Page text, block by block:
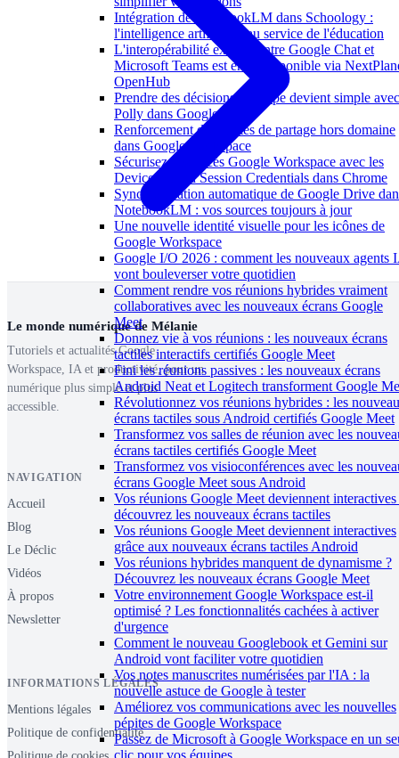
Intégration de NotebookLM dans Schoology :
l'intelligence artificielle au service de l'éducation
L'interopérabilité externe entre Google Chat et
Microsoft Teams est enfin disponible via
OpenHub
Prendre des décisions d'équipe devient simple avec
Polly dans Google Chat
Renforcement des alertes de partage hors domaine
dans Google Workspace
Sécurisez vos accès Google Workspace avec les
Device Bound Session Credentials dans Chrome
Synchronisation automatique de Google Drive
NotebookLM : vos sources toujours à jour
Une nouvelle identité visuelle pour les icônes de
Google Workspace
Google I/O 2026 : comment les nouveaux agents
vont bouleverser votre quotidien
Comment rendre vos réunions hybrides vraiment
collaboratives avec les nouveaux écrans Google
Meet
Donnez vie à vos réunions : les nouveaux écrans
tactiles interactifs certifiés Google Meet
Fini les réunions passives : les nouveaux écrans
Android Neat et Logitech transforment Google
Révolutionnez vos réunions hybrides : les
écrans tactiles sous Android certifiés Google Meet
Transformez vos salles de réunion avec les
écrans tactiles certifiés Google Meet
Transformez vos visioconférences avec les
écrans Google Meet sous Android
Vos réunions Google Meet deviennent interactives
découvrez les nouveaux écrans tactiles
Vos réunions Google Meet deviennent interactives
grâce aux nouveaux écrans tactiles Android
Vos réunions hybrides manquent de dynamisme ?
Découvrez les nouveaux écrans Google Meet
Votre environnement Google Workspace est-il
optimisé ? Les fonctionnalités cachées à activer
d'urgence
Comment le nouveau Googlebook et Gemini sur
Android vont faciliter votre quotidien
Vos notes manuscrites numérisées par l'IA : la
nouvelle astuce de Google à tester
Améliorez vos communications avec les nouvelles
pépites de Google Workspace
Passez de Microsoft à Google Workspace en un
clic pour vos équipes
Le monde numérique de Mélanie
Tutoriels et actualités Google
Workspace, IA et productivité, pour un
numérique plus simple et plus
accessible.
NAVIGATION
Accueil
Blog
Le Déclic
Vidéos
À propos
Newsletter
INFORMATIONS LÉGALES
Mentions légales
Politique de confidentialité